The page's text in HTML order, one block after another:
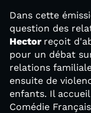
Dans cette
question des
Hector reçoit
pour un débat
relations
ensuite de
enfants. Il
Comédie